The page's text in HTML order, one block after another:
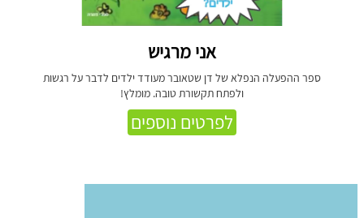
אני מרגיש
ספר ההפעלה הנפלא של דן שטאובר מעודד ילדים לדבר על רגשות
ולפתח תקשורת טובה. מומלץ!
לפרטים נוספים